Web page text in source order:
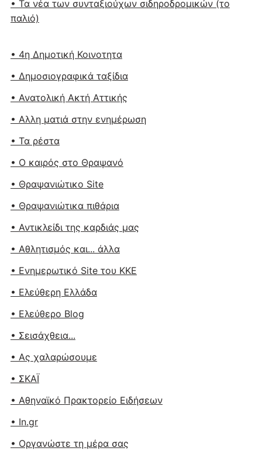
• Τα νέα των συνταξιούχων σιδηροδρομικών (το
παλιό)
• 4η Δημοτική Κοινοτητα
• Δημοσιογραφικά ταξίδια
• Ανατολική Ακτή Αττικής
• Αλλη ματιά στην ενημέρωση
• Τα ρέστα
• Ο καιρός στο Θραψανό
• Θραψανιώτικο Site
• Θραψανιώτικα πιθάρια
• Αντικλείδι της καρδιάς μας
• Αθλητισμός και... άλλα
• Ενημερωτικό Site του ΚΚΕ
• Ελεύθερη Ελλάδα
• Ελεύθερο Blog
• Σεισάχθεια...
• Ας χαλαρώσουμε
• ΣΚΑΪ
• Αθηναϊκό Πρακτορείο Ειδήσεων
• In.gr
• Οργανώστε τη μέρα σας